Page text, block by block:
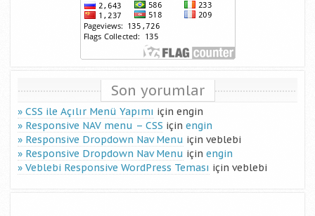
Son yorumlar
CSS ile Açılır Menü Yapımı için engin
Responsive NAV menu – CSS için engin
Responsive Dropdown Nav Menu için veblebi
Responsive Dropdown Nav Menu için engin
Veblebi Responsive WordPress Teması için veblebi